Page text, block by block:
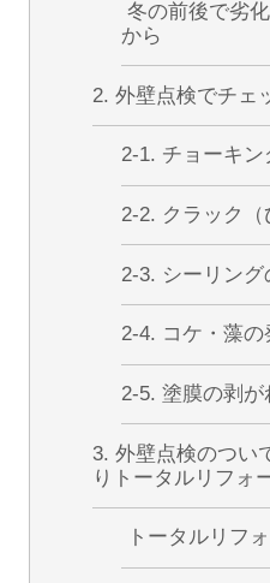
冬の前後で劣
から
2. 外壁点検でチェ
2-1. チョーキン
2-2. クラック（
2-3. シーリング
2-4. コケ・藻の
2-5. 塗膜の剥
3. 外壁点検のつい
りトータルリフォ
トータルリフ